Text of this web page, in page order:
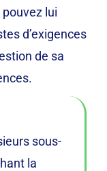
lui
d’exigences
de sa
sous-
la